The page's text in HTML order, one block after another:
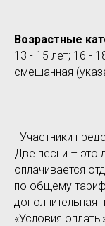
Возрастные
13 - 15 лет; 16 -
смешанная
· Участники
Две песни – это
оплачивается
по общему
дополнительная
«Условия